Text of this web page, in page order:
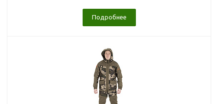
Подробнее